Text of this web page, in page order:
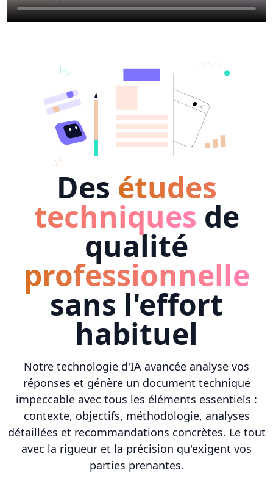
Des études
techniques de
qualité
professionnelle
sans l'effort
habituel
Notre technologie d'IA avancée analyse vos
réponses et génère un document technique
impeccable avec tous les éléments essentiels :
contexte, objectifs, méthodologie, analyses
détaillées et recommandations concrètes. Le tout
avec la rigueur et la précision qu'exigent vos
parties prenantes.